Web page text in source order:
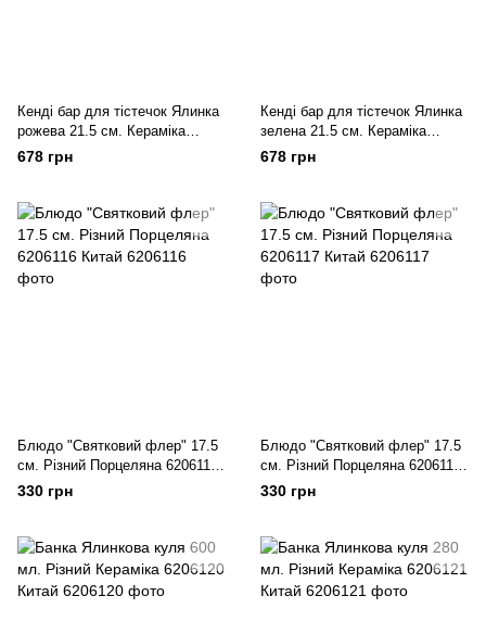
Кенді бар для тістечок Ялинка
рожева 21.5 см. Кераміка
6206125 Китай
678 грн
Кенді бар для тістечок Ялинка
зелена 21.5 см. Кераміка
6206126 Китай
678 грн
Блюдо "Святковий флер" 17.5
см. Різний Порцеляна 6206116
Китай
330 грн
Блюдо "Святковий флер" 17.5
см. Різний Порцеляна 6206117
Китай
330 грн